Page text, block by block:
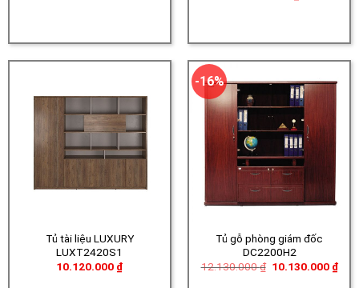
Tủ tài liệu LUXURY
LUXT2420S1
10.120.000 ₫
-16%
Tủ gỗ phòng giám đốc
DC2200H2
12.130.000₫ Giá
10.130.000 ₫Giá
hiện